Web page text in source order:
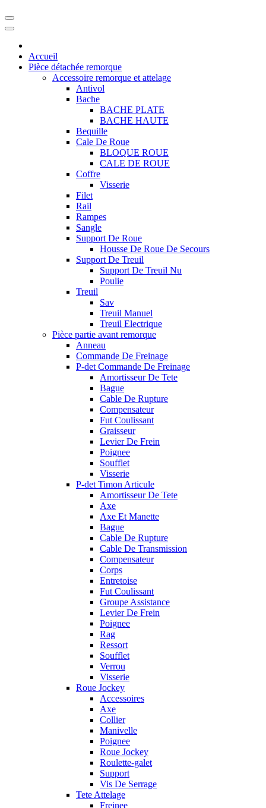
Accueil
Pièce détachée remorque
Accessoire remorque et attelage
Antivol
Bache
BACHE PLATE
BACHE HAUTE
Bequille
Cale De Roue
BLOQUE ROUE
CALE DE ROUE
Coffre
Visserie
Filet
Rail
Rampes
Sangle
Support De Roue
Housse De Roue De Secours
Support De Treuil
Support De Treuil Nu
Poulie
Treuil
Sav
Treuil Manuel
Treuil Electrique
Pièce partie avant remorque
Anneau
Commande De Freinage
P-det Commande De Freinage
Amortisseur De Tete
Bague
Cable De Rupture
Compensateur
Fut Coulissant
Graisseur
Levier De Frein
Poignee
Soufflet
Visserie
P-det Timon Articule
Amortisseur De Tete
Axe
Axe Et Manette
Bague
Cable De Rupture
Cable De Transmission
Compensateur
Corps
Entretoise
Fut Coulissant
Groupe Assistance
Levier De Frein
Poignee
Rag
Ressort
Soufflet
Verrou
Visserie
Roue Jockey
Accessoires
Axe
Collier
Manivelle
Poignee
Roue Jockey
Roulette-galet
Support
Vis De Serrage
Tete Attelage
Freinee